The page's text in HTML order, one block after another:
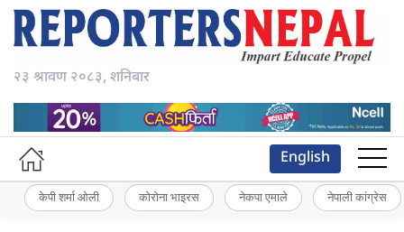
२३ श्रावण २०८३, शनिबार
English
केपी शर्मा ओली कोरोना भाइरस नेकपा एमाले नेपाली कांग्रेस